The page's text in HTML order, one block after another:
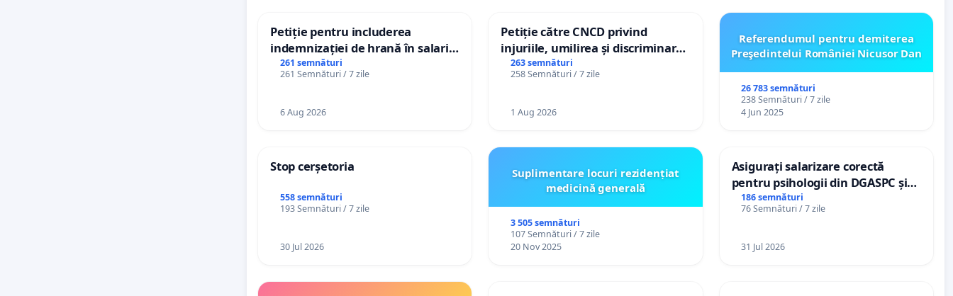
Petiție pentru includerea
indemnizației de hrană în salariul
de bază și protejarea gradațiilor
de vechime pentru asistenții
261 semnături
261 Semnături / 7 zile
6 Aug 2026
Petiție către CNCD privind
injuriile, umilirea și discriminarea
persoanelor cu dizabilități de
către utilizatorul TikTok „Gorici”
263 semnături
258 Semnături / 7 zile
1 Aug 2026
Referendumul pentru demiterea
Preşedintelui României Nicusor Dan
26 783 semnături
238 Semnături / 7 zile
4 Jun 2025
Stop cerșetoria
558 semnături
193 Semnături / 7 zile
30 Jul 2026
Suplimentare locuri rezidențiat
medicină generală
3 505 semnături
107 Semnături / 7 zile
20 Nov 2025
Asigurați salarizare corectă
pentru psihologii din DGASPC și
spitale
186 semnături
76 Semnături / 7 zile
31 Jul 2026